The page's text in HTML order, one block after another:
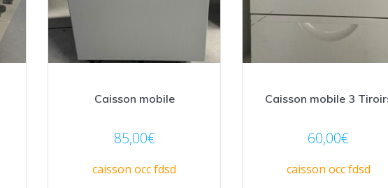
Caisson mobile
85,00€
caisson occ fdsd
Caisson mobile 3
60,00€
caisson occ fdsd